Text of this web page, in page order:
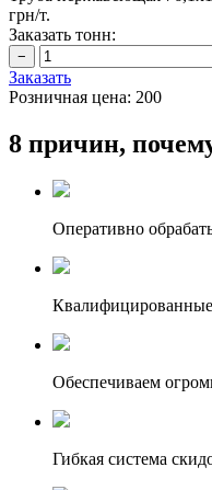
грн/т.
Заказать тонн:
Заказать
Розничная цена: 200
8 причин,
Оперативно
Обеспечиваем
Гибкая система